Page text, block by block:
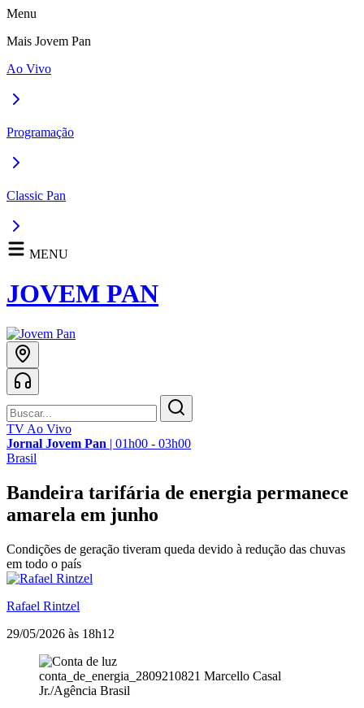
Menu
Mais Jovem Pan
Ao Vivo
Programação
Classic Pan
MENU
JOVEM PAN
TV Ao Vivo
Jornal Jovem Pan | 01h00 - 03h00
Brasil
Bandeira tarifária de energia permanece
amarela em junho
Condições de geração tiveram queda devido à redução das chuvas
em todo o país
Rafael Rintzel
29/05/2026 às 18h12
conta_de_energia_2809210821 Marcello Casal
Jr./Agência Brasil